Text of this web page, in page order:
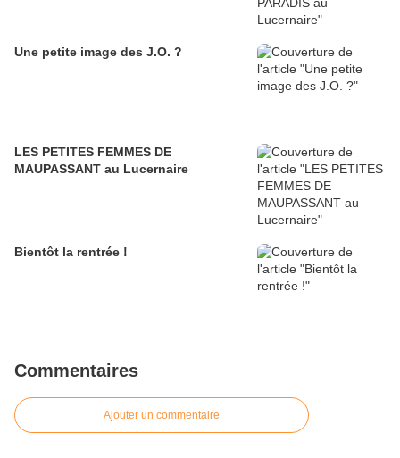
Une petite image des J.O. ?
LES PETITES FEMMES DE
MAUPASSANT au Lucernaire
Bientôt la rentrée !
Commentaires
Ajouter un commentaire